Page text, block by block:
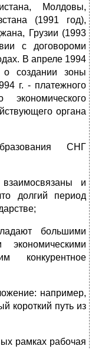
Молдовы,
(1991 год),
Грузии (1993
с договороми
В апреле 1994
о создании зоны
г. - платежного
экономического
органа
СНГ
и
долгий период
большими
конкурентное
например,
короткий путь из
рамках рабочая